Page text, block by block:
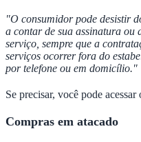
"O consumidor pode desistir
a contar de sua assinatura ou
serviço, sempre que a
serviços ocorrer fora do
por telefone ou em domicílio."
Se precisar, você pode acessar
Compras em atacado